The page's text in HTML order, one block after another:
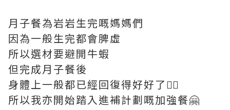
月子餐為岩岩生完嘅媽媽們
因為一般生完都會脾虛
所以選材要避開牛蝦
但完成月子餐後
身體上一般都已經回復得好好了👍🏼
所以我亦開始踏入進補計劃嘅加強餐🤗